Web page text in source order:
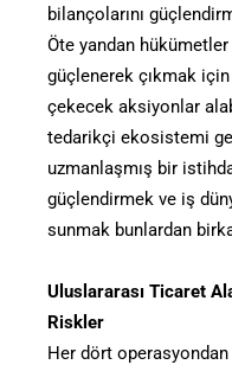
bilançolarını
Öte yandan
güçlenerek çıkmak
çekecek aksiyonlar
tedarikçi ekosistemi
uzmanlaşmış bir
güçlendirmek ve iş
sunmak bunlardan
Uluslararası Ticaret
Riskler
Her dört